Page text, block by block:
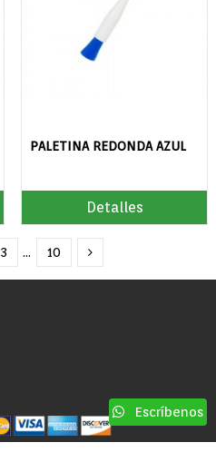
PALETINA REDONDA AZUL
Detalles
3 … 10
Escríbenos